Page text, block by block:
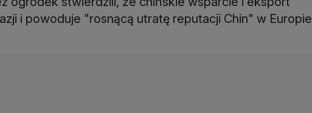
i powoduje "rosnącą utratę reputacji Chin" w Europie